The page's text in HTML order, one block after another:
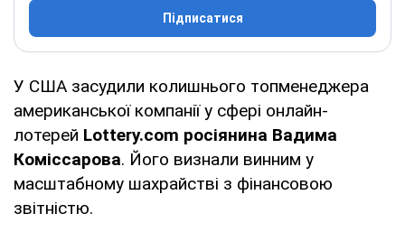
Підписатися
У США засудили колишнього топменеджера
американської компанії у сфері онлайн-
лотерей Lottery.com росіянина Вадима
Коміссарова. Його визнали винним у
масштабному шахрайстві з фінансовою
звітністю.